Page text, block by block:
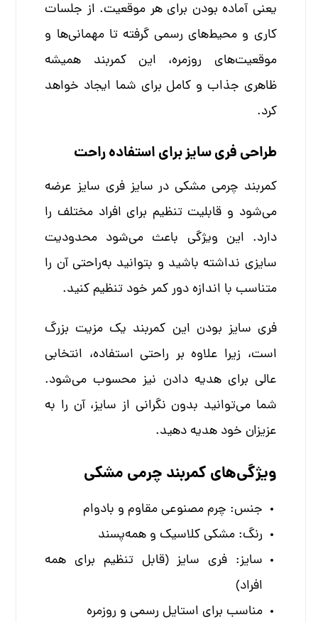
یعنی آماده بودن برای هر موقعیت. از جلسات
کاری و محیط‌های رسمی گرفته تا مهمانی‌ها و
موقعیت‌های روزمره، این کمربند همیشه
ظاهری جذاب و کامل برای شما ایجاد خواهد
کرد.
طراحی فری سایز برای استفاده راحت
کمربند چرمی مشکی در سایز فری سایز عرضه
می‌شود و قابلیت تنظیم برای افراد مختلف را
دارد. این ویژگی باعث می‌شود محدودیت
سایزی نداشته باشید و بتوانید به‌راحتی آن را
متناسب با اندازه دور کمر خود تنظیم کنید.
فری سایز بودن این کمربند یک مزیت بزرگ
است، زیرا علاوه بر راحتی استفاده، انتخابی
عالی برای هدیه دادن نیز محسوب می‌شود.
شما می‌توانید بدون نگرانی از سایز، آن را به
عزیزان خود هدیه دهید.
ویژگی‌های کمربند چرمی مشکی
جنس: چرم مصنوعی مقاوم و بادوام
رنگ: مشکی کلاسیک و همه‌پسند
سایز: فری سایز (قابل تنظیم برای همه
افراد)
مناسب برای استایل رسمی و روزمره